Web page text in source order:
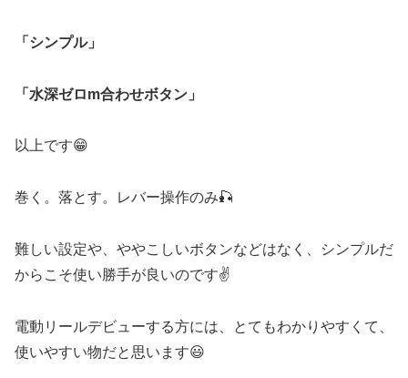
「シンプル」
「水深ゼロm合わせボタン」
以上です😁
巻く。落とす。レバー操作のみ🎣
難しい設定や、ややこしいボタンなどはなく、シンプルだ
からこそ使い勝手が良いのです✌️
電動リールデビューする方には、とてもわかりやすくて、
使いやすい物だと思います😃